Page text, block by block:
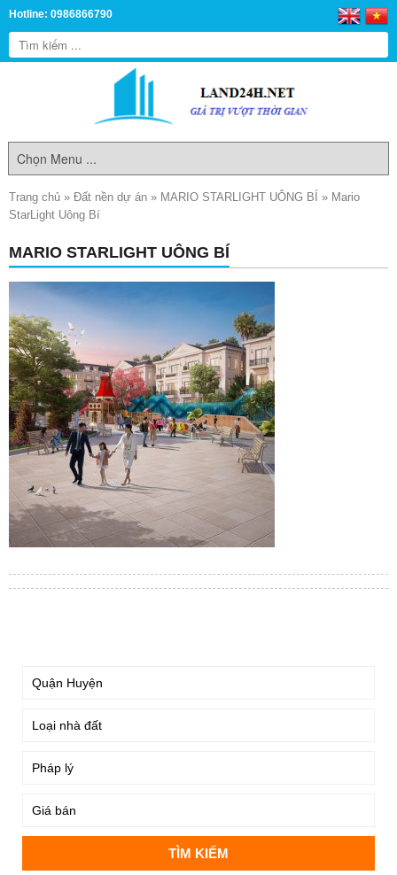
Hotline: 0986866790
Trang chủ » Đất nền dự án » MARIO STARLIGHT UÔNG BÍ » Mario
StarLight Uông Bí
MARIO STARLIGHT UÔNG BÍ